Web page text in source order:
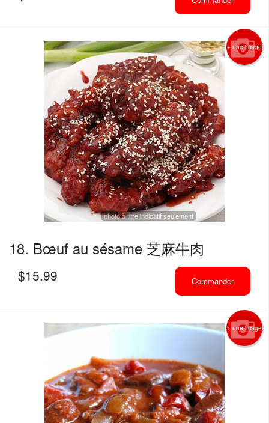
+ une image
photo à titre indicatif seulement
18. Bœuf au sésame 芝麻牛肉
$15.99 Commander
+ une image